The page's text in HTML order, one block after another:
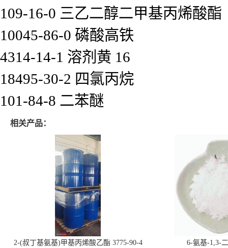
109-16-0 三乙二醇二甲基丙烯酸酯
10045-86-0 磷酸高铁
4314-14-1 溶剂黄 16
18495-30-2 四氯丙烷
101-84-8 二苯醚
相关产品：
2-(叔丁基氨基)甲基丙烯酸乙酯 3775-90-4 6-氨基-1,3-